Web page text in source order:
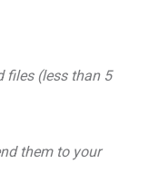
files (less than 5
them to your